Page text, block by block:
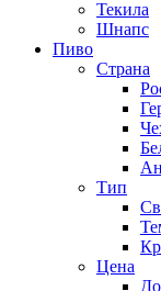
Текила
Шнапс
Пиво
Страна
Тип
Цена